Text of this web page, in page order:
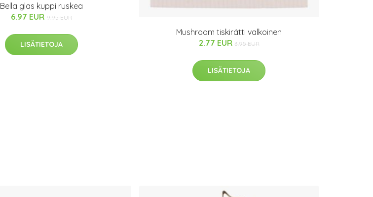
Bella glas kuppi ruskea
6.97 EUR 9.95 EUR
LISÄTIETOJA
Mushroom tiskirätti valkoinen
2.77 EUR 3.95 EUR
LISÄTIETOJA